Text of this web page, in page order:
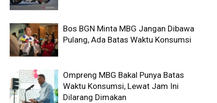
Bos BGN Minta MBG Jangan Dibawa
Pulang, Ada Batas Waktu Konsumsi
Ompreng MBG Bakal Punya Batas
Waktu Konsumsi, Lewat Jam Ini
Dilarang Dimakan